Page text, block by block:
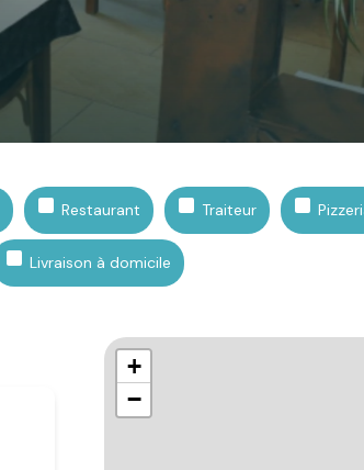
Restaurant Traiteur
Livraison à domicile
+
−